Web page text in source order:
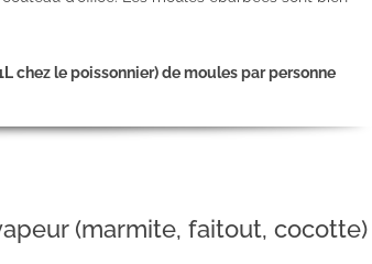
chez le poissonnier) de moules par personne
(marmite, faitout, cocotte)